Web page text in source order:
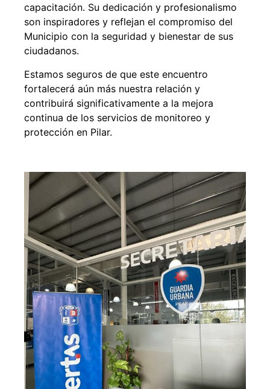
capacitación. Su dedicación y profesionalismo
son inspiradores y reflejan el compromiso del
Municipio con la seguridad y bienestar de sus
ciudadanos.
Estamos seguros de que este encuentro
fortalecerá aún más nuestra relación y
contribuirá significativamente a la mejora
continua de los servicios de monitoreo y
protección en Pilar.